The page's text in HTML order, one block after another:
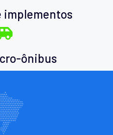
implementos
ônibus